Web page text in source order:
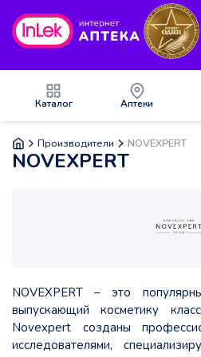
Каталог Аптеки
Производители NOVEXPERT
NOVEXPERT
NOVEXPERT – это
выпускающий косметику
Novexpert созданы
исследователями,